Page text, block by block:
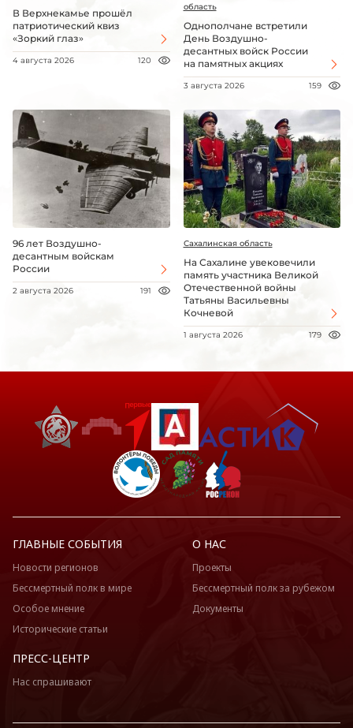
В Верхнекамье прошёл
патриотический квиз
«Зоркий глаз»
4 августа 2026 120
область
Однополчане встретили
День Воздушно-
десантных войск России
на памятных акциях
3 августа 2026 159
96 лет Воздушно-
десантным войскам
России
2 августа 2026 191
Сахалинская область
На Сахалине увековечили
память участника Великой
Отечественной войны
Татьяны Васильевны
Кочневой
1 августа 2026 179
ГЛАВНЫЕ СОБЫТИЯ
Новости регионов
Бессмертный полк в мире
Особое мнение
Исторические статьи
О НАС
Проекты
Бессмертный полк за рубежом
Документы
ПРЕСС-ЦЕНТР
Нас спрашивают